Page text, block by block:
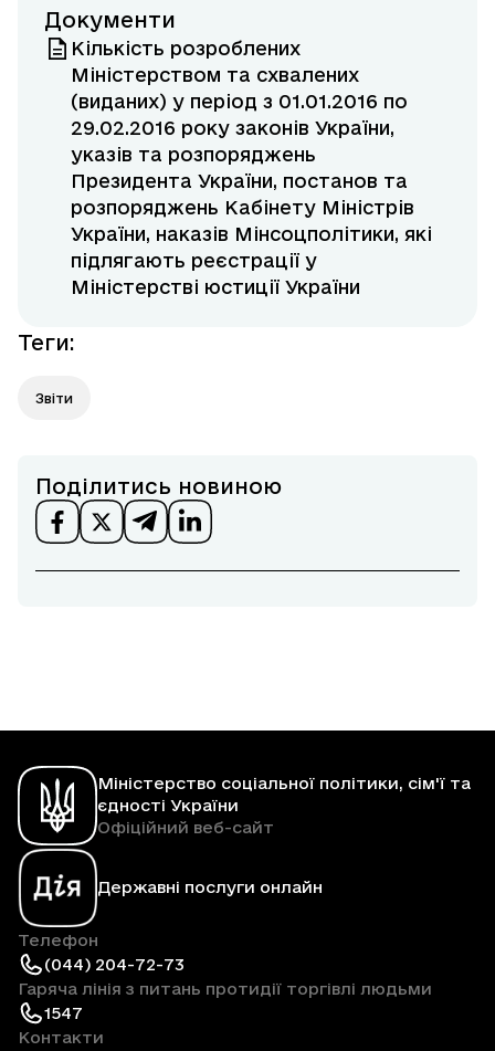
Документи
Кількість розроблених
Міністерством та схвалених
(виданих) у період з 01.01.2016 по
29.02.2016 року законів України,
указів та розпоряджень
Президента України, постанов та
розпоряджень Кабінету Міністрів
України, наказів Мінсоцполітики, які
підлягають реєстрації у
Міністерстві юстиції України
Теги:
Звіти
Поділитись новиною
Міністерство соціальної політики, сім'ї та
єдності України
Офіційний веб-сайт
Державні послуги онлайн
Телефон
(044) 204-72-73
Гаряча лінія з питань протидії торгівлі людьми
1547
Контакти